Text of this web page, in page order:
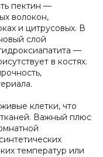
пектин —
волокон,
и цитрусовых. В
слой
—
в костях.
клетки, что
Важный плюс
температур или